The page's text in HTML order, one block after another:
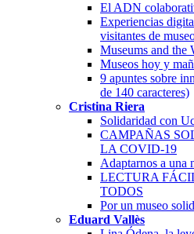
El ADN
Experiencias
visitantes de
Museums and the
Museos hoy y
9 apuntes sobre
de 140 caracteres)
Cristina Riera
Solidaridad con
CAMPAÑAS
LA COVID-19
Adaptarnos a una
LECTURA
TODOS
Por un museo
Eduard Vallès